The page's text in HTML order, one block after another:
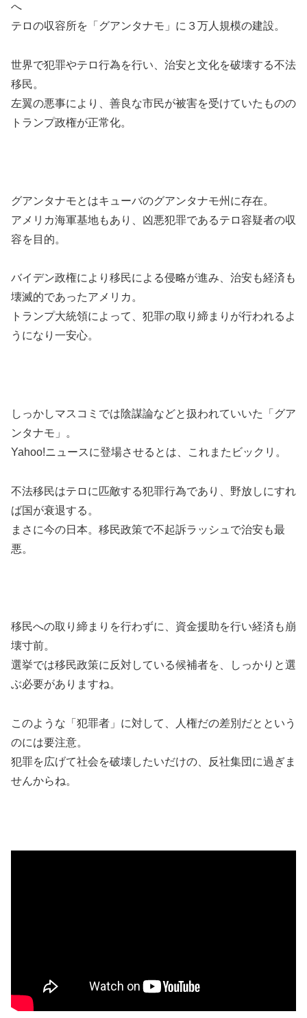
へ
テロの収容所を「グアンタナモ」に３万人規模の建設。
世界で犯罪やテロ行為を行い、治安と文化を破壊する不法
移民。
左翼の悪事により、善良な市民が被害を受けていたものの
トランプ政権が正常化。
グアンタナモとはキューバのグアンタナモ州に存在。
アメリカ海軍基地もあり、凶悪犯罪であるテロ容疑者の収
容を目的。
バイデン政権により移民による侵略が進み、治安も経済も
壊滅的であったアメリカ。
トランプ大統領によって、犯罪の取り締まりが行われるよ
うになり一安心。
しっかしマスコミでは陰謀論などと扱われていいた「グア
ンタナモ」。
Yahoo!ニュースに登場させるとは、これまたビックリ。
不法移民はテロに匹敵する犯罪行為であり、野放しにすれ
ば国が衰退する。
まさに今の日本。移民政策で不起訴ラッシュで治安も最
悪。
移民への取り締まりを行わずに、資金援助を行い経済も崩
壊寸前。
選挙では移民政策に反対している候補者を、しっかりと選
ぶ必要がありますね。
このような「犯罪者」に対して、人権だの差別だとという
のには要注意。
犯罪を広げて社会を破壊したいだけの、反社集団に過ぎま
せんからね。